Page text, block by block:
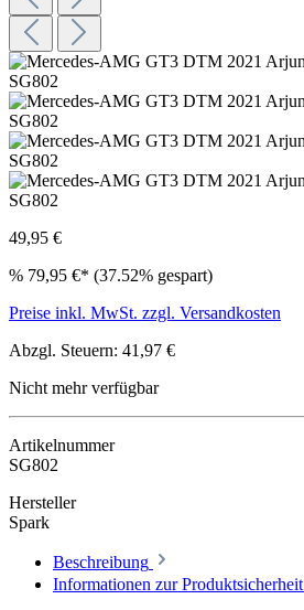
49,95 €
% 79,95 €* (37.52% gespart)
Preise inkl. MwSt. zzgl. Versandkosten
Abzgl. Steuern: 41,97 €
Nicht mehr verfügbar
Artikelnummer
SG802
Hersteller
Spark
Beschreibung
Informationen zur Produktsicherheit